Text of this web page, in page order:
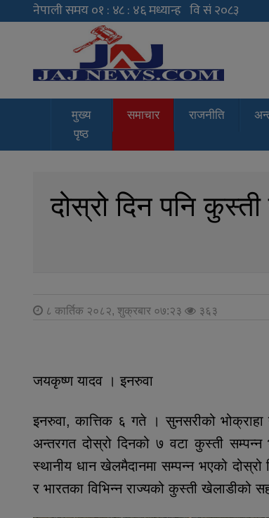
मुख्य
पृष्ठ
समाचार राजनीति
दोस्रो दिन पनि
८ कार्तिक २०८२, शुक्रबार ०७:२३ ३६३
जयकृष्ण यादव । इनरुवा
इनरुवा, कात्तिक ६ गते । सुनसरीको भोक्राहा
अन्तरगत दोस्रो दिनको ७ वटा कुस्ती
स्थानीय धान खेलमैदानमा सम्पन्न भएको दोस्रो
र भारतका विभिन्न राज्यको कुस्ती खेलाडीको